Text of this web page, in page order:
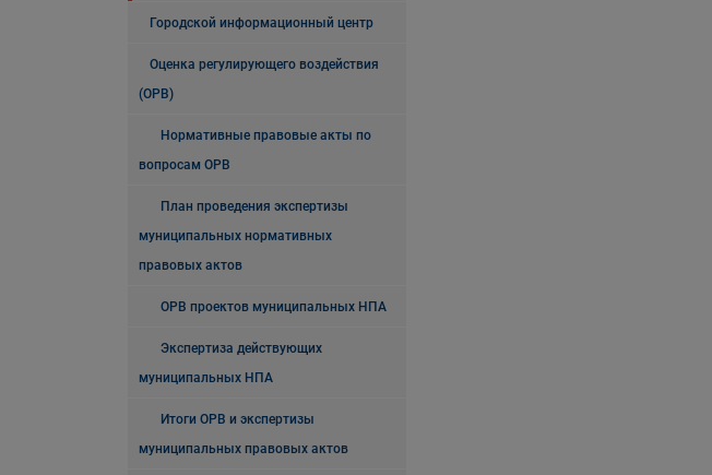
Городской информационный центр
Оценка регулирующего воздействия
(ОРВ)
Нормативные правовые акты по
вопросам ОРВ
План проведения экспертизы
муниципальных нормативных
правовых актов
ОРВ проектов муниципальных НПА
Экспертиза действующих
муниципальных НПА
Итоги ОРВ и экспертизы
муниципальных правовых актов